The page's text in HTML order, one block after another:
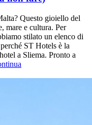
Questo gioiello del
mare e cultura. Per
stilato un elenco di
ST Hotels è la
a Sliema. Pronto a